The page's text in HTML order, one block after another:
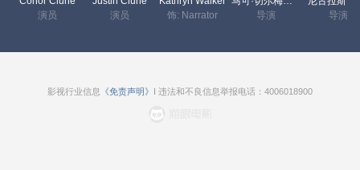
演员
演员
饰: Narrator
导演
导演
影视行业信息 《免责声明》 I 违法和不良信息举报电话：4006018900